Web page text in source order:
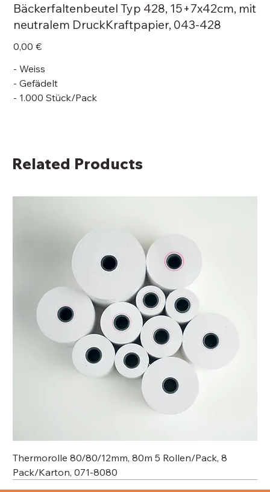
Bäckerfaltenbeutel Typ 428, 15+7x42cm, mit
neutralem DruckKraftpapier, 043-428
Price
0,00 €
- Weiss
- Gefädelt
- 1.000 Stück/Pack
Related Products
Thermorolle 80/80/12mm, 80m 5 Rollen/Pack, 8
Pack/Karton, 071-8080